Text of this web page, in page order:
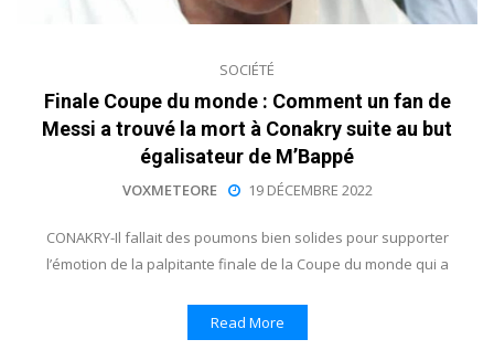
SOCIÉTÉ
Finale Coupe du monde : Comment un fan de
Messi a trouvé la mort à Conakry suite au but
égalisateur de M’Bappé
VOXMETEORE 19 DÉCEMBRE 2022
CONAKRY-Il fallait des poumons bien solides pour supporter
l’émotion de la palpitante finale de la Coupe du monde qui a
Read More